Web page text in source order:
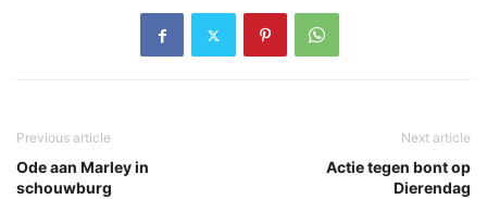
Previous article
Ode aan Marley in
schouwburg
Next article
Actie tegen bont op
Dierendag